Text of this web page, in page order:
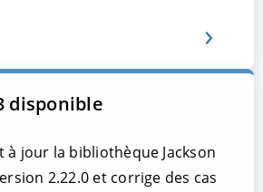
disponible
à jour la bibliothèque Jackson
2.22.0 et corrige des cas